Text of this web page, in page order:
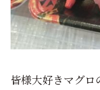
皆様大好きマグ